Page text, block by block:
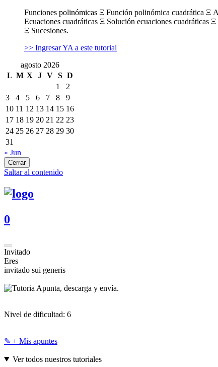
Funciones polinómicas Ξ Función polinómica cuadrática Ξ
Ecuaciones cuadráticas Ξ Solución ecuaciones cuadráticas
Ξ Sucesiones.
>> Ingresar YA a este tutorial
agosto 2026
L M X J V S D
1
2
3
4 5 6 7 8
9
10 11 12 13 14 15 16
17 18 19 20 21 22 23
24 25 26 27 28 29 30
31
« Jun
Cerrar
Saltar al contenido
0
Invitado
Eres
invitado sui generis
Apunta, descarga y envía.
Nivel de dificultad: 6
✎ + Mis apuntes
Ver todos nuestros tutoriales